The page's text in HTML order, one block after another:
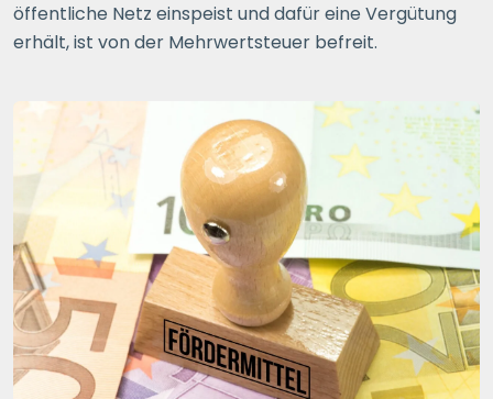
öffentliche Netz einspeist und dafür eine Vergütung
erhält,ist von der Mehrwertsteuer befreit.